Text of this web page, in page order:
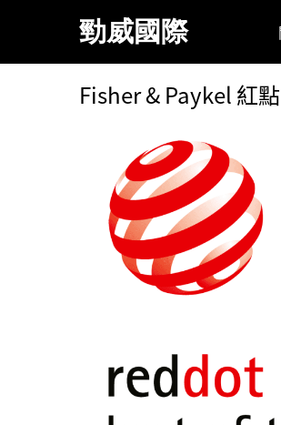
主
勁威國際
Fisher & Paykel 紅